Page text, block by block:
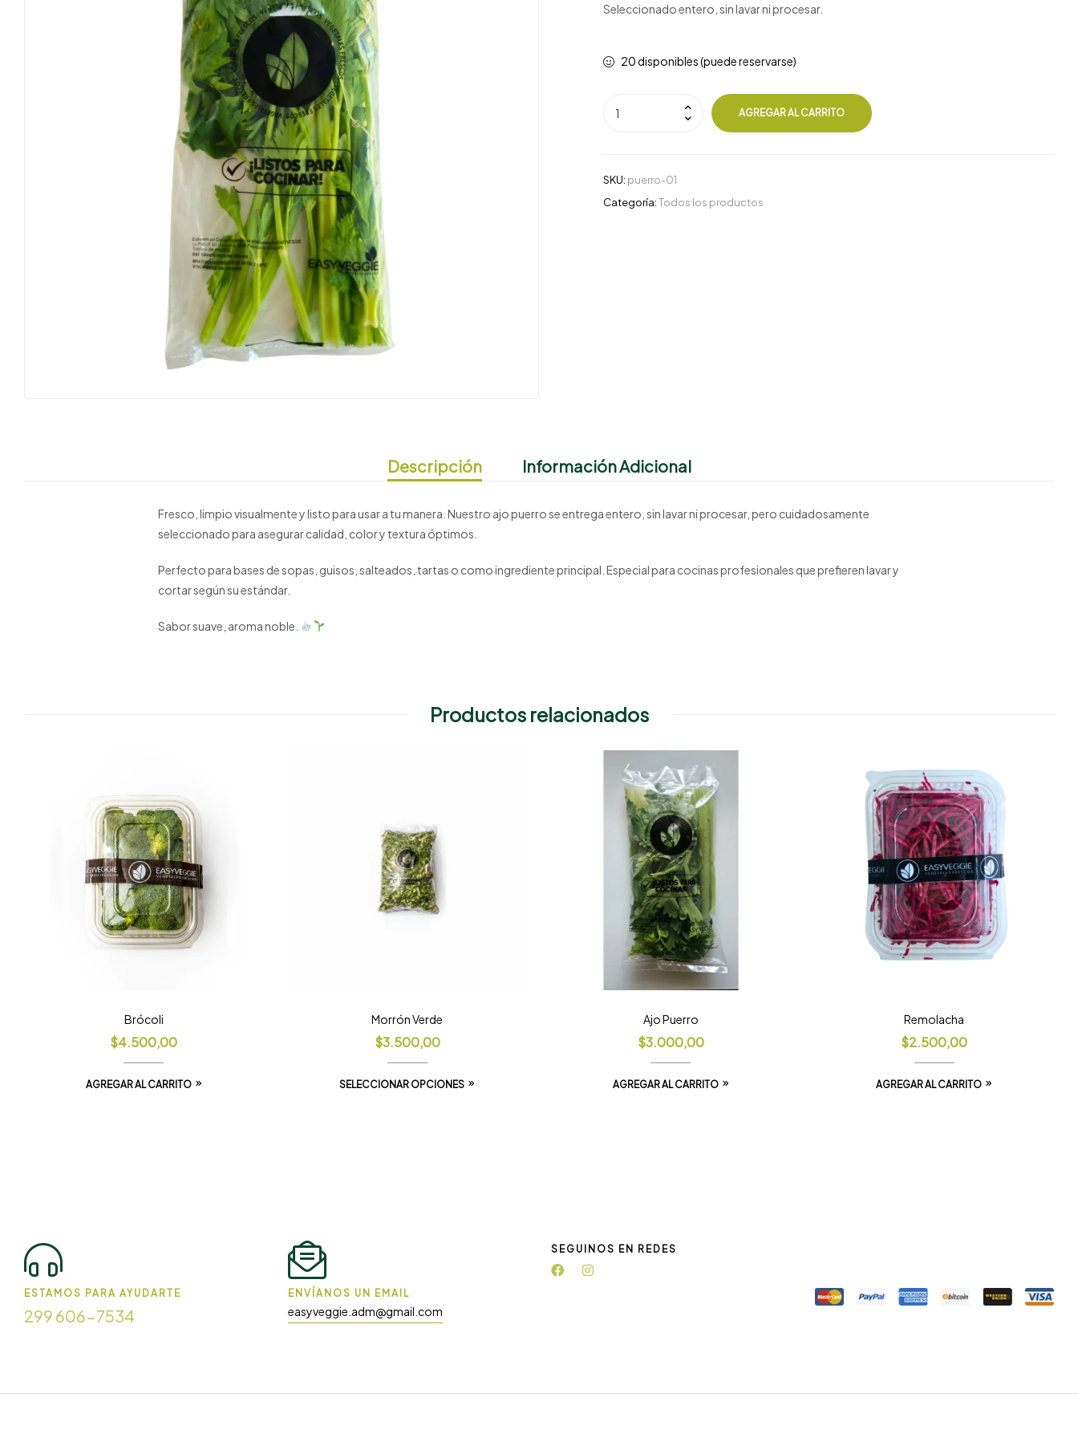
Seleccionado entero, sin lavar ni procesar.
20 disponibles (puede reservarse)
AGREGAR AL CARRITO
SKU: puerro-01
Categoría:Todos los productos
Descripción Información Adicional
Fresco, limpio visualmente y listo para usar a tu manera. Nuestro ajo puerro se entrega entero, sin lavar ni procesar, pero cuidadosamente
seleccionado para asegurar calidad, color y textura óptimos.
Perfecto para bases de sopas, guisos, salteados, tartas o como ingrediente principal. Especial para cocinas profesionales que prefieren lavar y
cortar según su estándar.
Sabor suave, aroma noble.
Productos relacionados
Brócoli
$4.500,00
AGREGAR AL CARRITO
Morrón Verde
$3.500,00
SELECCIONAR OPCIONES
Ajo Puerro
$3.000,00
AGREGAR AL CARRITO
Remolacha
$2.500,00
AGREGAR AL CARRITO
ESTAMOS PARA AYUDARTE
299 606-7534
ENVÍANOS UN EMAIL
easyveggie.adm@gmail.com
SEGUINOS EN REDES